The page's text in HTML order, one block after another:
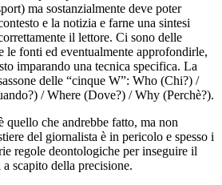
ma sostanzialmente deve poter
e la notizia e farne una sintesi
il lettore. Ci sono delle
le fonti ed eventualmente approfondirle,
imparando una tecnica specifica. La
delle “cinque W”: Who (Chi?) /
/ Where (Dove?) / Why (Perchè?).
quello che andrebbe fatto, ma non
del giornalista è in pericolo e spesso i
regole deontologiche per inseguire il
scapito della precisione.